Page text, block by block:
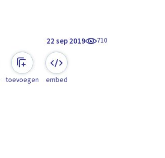
22 sep 2019 710
toevoegen embed